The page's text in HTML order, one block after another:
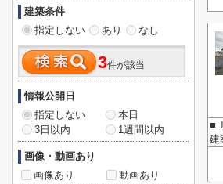
■
建
建築条件
指定しない
あり なし
3件が該当
情報公開日
指定しない
本日
3日以内
1週間以内
画像・動画あり
画像あり
動画あり